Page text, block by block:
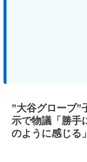
”大谷グローブ
示で物議「勝手
のように感じ